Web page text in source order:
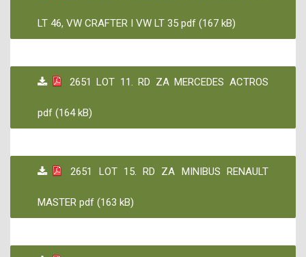
LT 46, VW CRAFTER I VW LT 35 pdf (167 kB)
2651 LOT 11. RD ZA MERCEDES ACTROS
pdf (164 kB)
2651 LOT 15. RD ZA MINIBUS RENAULT
MASTER pdf (163 kB)